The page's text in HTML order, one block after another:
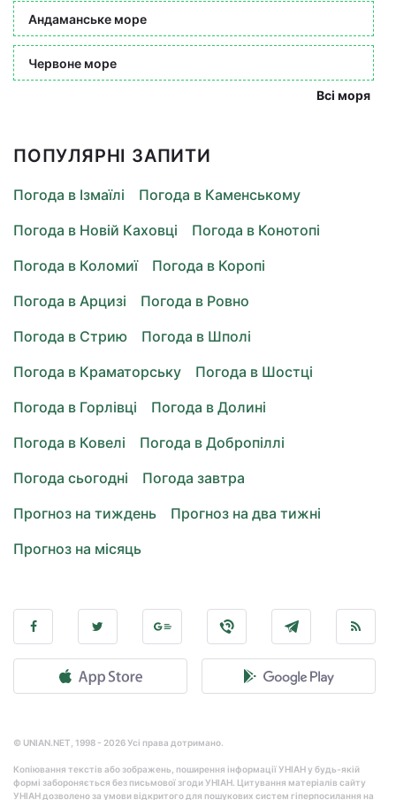
Андаманське море
Червоне море
Всі моря
ПОПУЛЯРНІ ЗАПИТИ
Погода в Ізмаїлі
Погода в Каменському
Погода в Новій Каховці
Погода в Конотопі
Погода в Коломиї
Погода в Коропі
Погода в Арцизі
Погода в Ровно
Погода в Стрию
Погода в Шполі
Погода в Краматорську
Погода в Шостці
Погода в Горлівці
Погода в Долині
Погода в Ковелі
Погода в Добропіллі
Погода сьогодні
Погода завтра
Прогноз на тиждень
Прогноз на два тижні
Прогноз на місяць
© UNIAN.NET, 1998 - 2026 Усі права дотримано.
Копіювання текстів або зображень, поширення інформації УНІАН у будь-якій
формі забороняється без письмової згоди УНІАН. Цитування матеріалів сайту
УНІАН дозволено за умови відкритого для пошукових систем гіперпосилання на